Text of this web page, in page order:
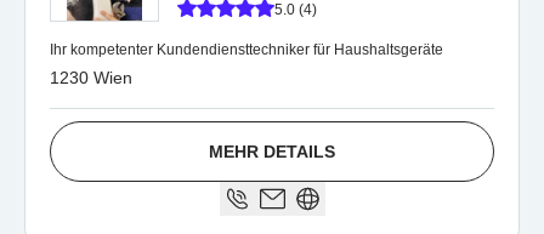
5.0 (4)
Ihr kompetenter Kundendiensttechniker für Haushaltsgeräte
1230 Wien
MEHR DETAILS